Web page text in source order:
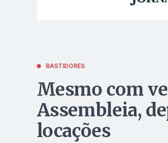
BASTIDORES
Mesmo com
Assembleia,
locações